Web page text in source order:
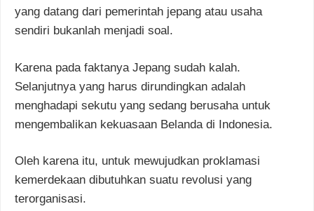
yang datang dari pemerintah jepang atau usaha
sendiri bukanlah menjadi soal.
Karena pada faktanya Jepang sudah kalah.
Selanjutnya yang harus dirundingkan adalah
menghadapi sekutu yang sedang berusaha untuk
mengembalikan kekuasaan Belanda di Indonesia.
Oleh karena itu, untuk mewujudkan proklamasi
kemerdekaan dibutuhkan suatu revolusi yang
terorganisasi.